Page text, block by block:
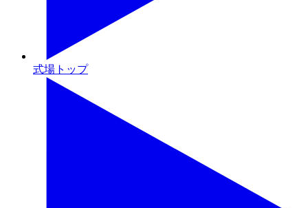
式場トップ